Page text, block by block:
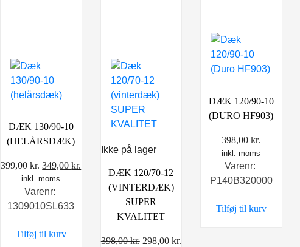
DÆK 130/90-10
(HELÅRSDÆK)
399,00kr. Den
oprindelige
pris
var:
349,00kr.
aktuelle
349,00 kr..
inkl. moms
Varenr:
1309010SL633
Tilføj til kurv
Ikke på lager
DÆK 120/70-12
(VINTERDÆK)
SUPER
KVALITET
398,00kr. Den
298,00 kr.Den
DÆK 120/90-10
(DURO HF903)
398,00kr.
inkl. moms
Varenr:
P140B320000
Tilføj til kurv